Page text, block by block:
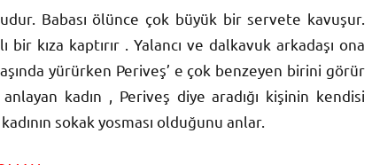
Babası ölünce çok büyük bir servete kavuşur.
kıza kaptırır . Yalancı ve dalkavuk arkadaşı ona
yürürken Periveş’ e çok benzeyen birini görür
kadın , Periveş diye aradığı kişinin kendisi
sokak yosması olduğunu anlar.